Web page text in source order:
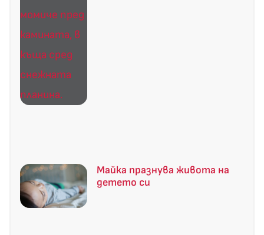
Майка празнува живота на
детето си